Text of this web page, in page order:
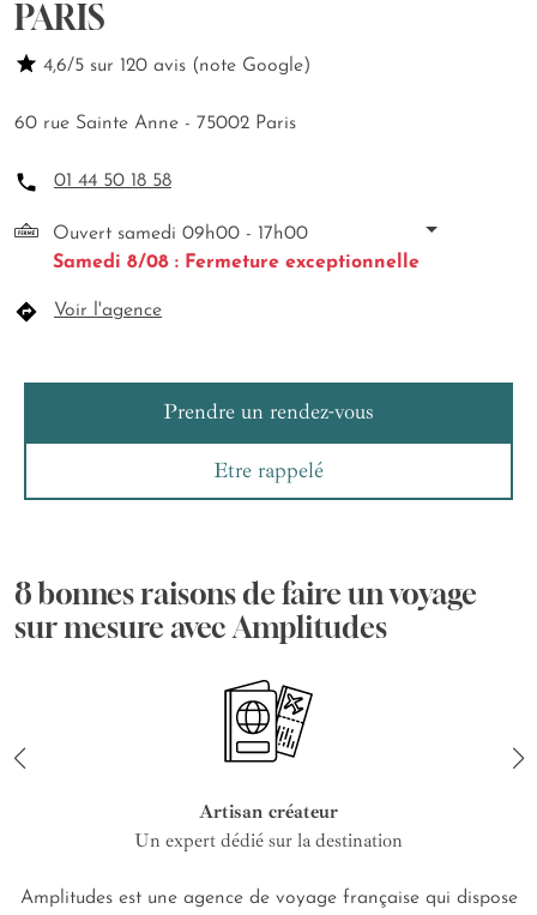
PARIS
4,6/5 sur 120 avis (note Google)
60 rue Sainte Anne - 75002 Paris
01 44 50 18 58
Ouvert samedi 09h00 - 17h00
Samedi 8/08 : Fermeture exceptionnelle
Voir l'agence
Prendre un rendez-vous
Etre rappelé
8 bonnes raisons de faire un voyage
sur mesure avec Amplitudes
Artisan créateur
Un expert dédié sur la destination
Amplitudes est une agence de voyage française qui dispose